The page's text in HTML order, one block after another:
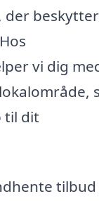
der
vi dig
til dit
tilbud